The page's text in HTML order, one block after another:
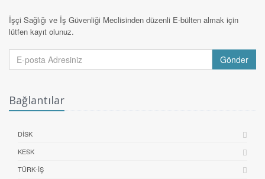
İşçi Sağlığı ve İş Güvenliği Meclisinden düzenli E-bülten almak için
lütfen kayıt olunuz.
Gönder
Bağlantılar
DİSK
KESK
TÜRK-İŞ